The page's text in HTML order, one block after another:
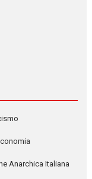
Anarchica Italiana